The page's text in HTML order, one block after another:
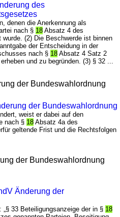
des
denen die Anerkennung als
nach § 18 Absatz 4 des
(2) Die Beschwerde ist binnen
der Entscheidung in der
nach § 18 Absatz 4 Satz 2
und zu begründen. (3) § 32 ...
der Bundeswahlordnung
der Bundeswahlordnung
weist er dabei auf den
nach § 18 Absatz 4a des
geltende Frist und die Rechtsfolgen
der Bundeswahlordnung
Änderung der
33 Beteiligungsanzeige der in § 18